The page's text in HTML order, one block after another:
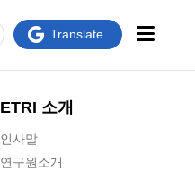
ETRI 소개
인사말
연구원소개
Translate